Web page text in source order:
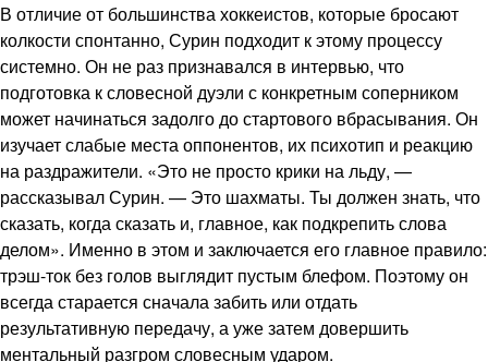
В отличие от большинства хоккеистов, которые бросают
колкости спонтанно, Сурин подходит к этому процессу
системно. Он не раз признавался в интервью, что
подготовка к словесной дуэли с конкретным соперником
может начинаться задолго до стартового вбрасывания. Он
изучает слабые места оппонентов, их психотип и реакцию
на раздражители. «Это не просто крики на льду, —
рассказывал Сурин. — Это шахматы. Ты должен знать, что
сказать, когда сказать и, главное, как подкрепить слова
делом». Именно в этом и заключается его главное правило:
трэш-ток без голов выглядит пустым блефом. Поэтому он
всегда старается сначала забить или отдать
результативную передачу, а уже затем довершить
ментальный разгром словесным ударом.